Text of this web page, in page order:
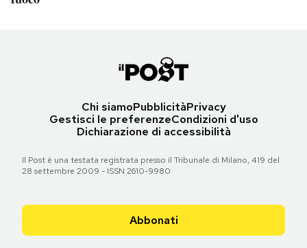
Chi siamoPubblicitàPrivacy
Gestisci le preferenzeCondizioni d'uso
Dichiarazione di accessibilità
Il Post è una testata registrata presso il Tribunale di Milano, 419 del
28 settembre 2009 - ISSN 2610-9980
Abbonati